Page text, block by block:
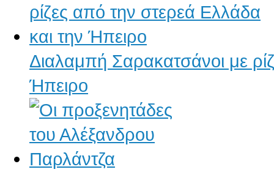
Διαλαμπή Σαρακατσάνοι με
Ήπειρο